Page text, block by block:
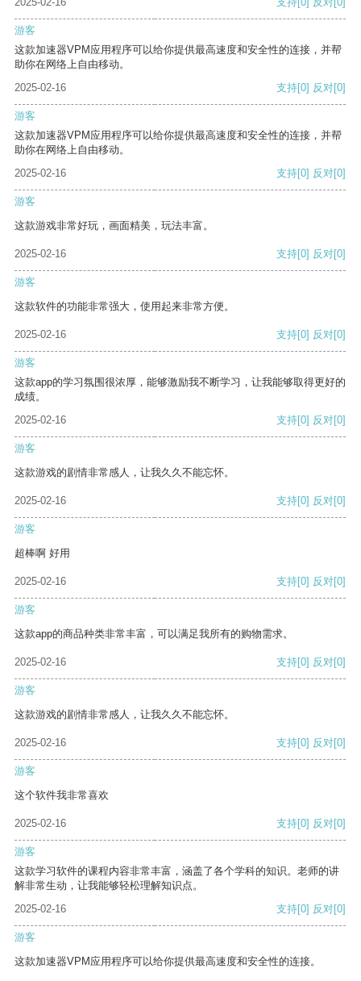
游客
这款加速器VPM应用程序可以给你提供最高速度和安全性的连接，并帮
助你在网络上自由移动。
2025-02-16
支持[0] 反对[0]
游客
这款加速器VPM应用程序可以给你提供最高速度和安全性的连接，并帮
助你在网络上自由移动。
2025-02-16
支持[0] 反对[0]
游客
这款游戏非常好玩，画面精美，玩法丰富。
2025-02-16 支持[0] 反对[0]
游客
这款软件的功能非常强大，使用起来非常方便。
2025-02-16 支持[0] 反对[0]
游客
这款app的学习氛围很浓厚，能够激励我不断学习，让我能够取得更好的
成绩。
2025-02-16
支持[0] 反对[0]
游客
这款游戏的剧情非常感人，让我久久不能忘怀。
2025-02-16 支持[0] 反对[0]
游客
超棒啊 好用
2025-02-16 支持[0] 反对[0]
游客
这款app的商品种类非常丰富，可以满足我所有的购物需求。
2025-02-16 支持[0] 反对[0]
游客
这款游戏的剧情非常感人，让我久久不能忘怀。
2025-02-16 支持[0] 反对[0]
游客
这个软件我非常喜欢
2025-02-16 支持[0] 反对[0]
游客
这款学习软件的课程内容非常丰富，涵盖了各个学科的知识。老师的讲
解非常生动，让我能够轻松理解知识点。
2025-02-16
支持[0] 反对[0]
游客
这款加速器VPM应用程序可以给你提供最高速度和安全性的连接。